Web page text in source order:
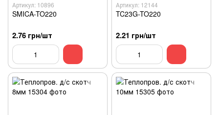
Артикул: 10896
SMICA-TO220
2.76 грн/шт
Артикул: 12144
TC23G-TO220
2.21 грн/шт